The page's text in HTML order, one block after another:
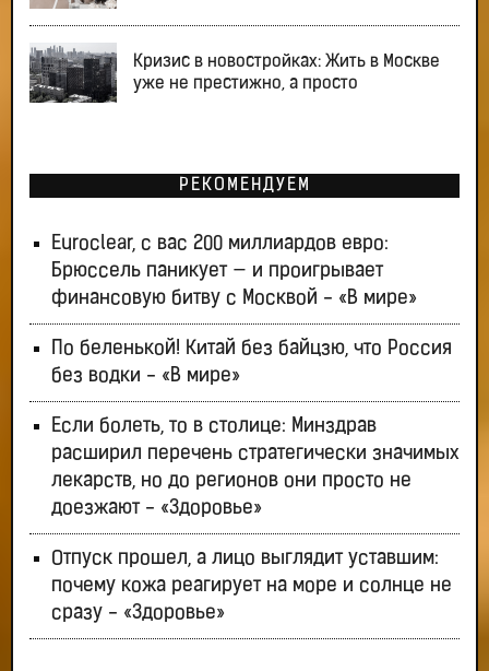
Кризис в новостройках: Жить в Москве
уже не престижно, а просто
РЕКОМЕНДУЕМ
Euroclear, с вас 200 миллиардов евро:
Брюссель паникует — и проигрывает
финансовую битву с Москвой - «В мире»
По беленькой! Китай без байцзю, что Россия
без водки - «В мире»
Если болеть, то в столице: Минздрав
расширил перечень стратегически значимых
лекарств, но до регионов они просто не
доезжают - «Здоровье»
Отпуск прошел, а лицо выглядит уставшим:
почему кожа реагирует на море и солнце не
сразу - «Здоровье»